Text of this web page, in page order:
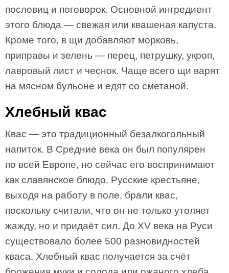
пословиц и поговорок. Основной ингредиент
этого блюда — свежая или квашеная капуста.
Кроме того, в щи добавляют морковь,
приправы и зелень — перец, петрушку, укроп,
лавровый лист и чеснок. Чаще всего щи варят
на мясном бульоне и едят со сметаной.
Хлебный квас
Квас — это традиционный безалкогольный
напиток. В Средние века он был популярен
по всей Европе, но сейчас его воспринимают
как славянское блюдо. Русские крестьяне,
выходя на работу в поле, брали квас,
поскольку считали, что он не только утоляет
жажду, но и придаёт сил. До XV века на Руси
существовало более 500 разновидностей
кваса. Хлебный квас получается за счёт